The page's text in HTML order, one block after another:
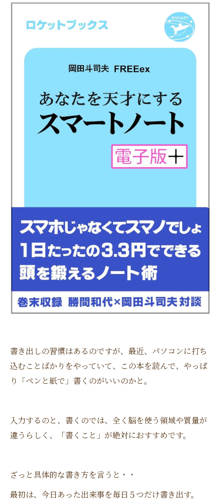
書き出しの習慣はあるのですが、最近、パソコンに打ち
込むことばかりをやっていて、この本を読んで、やっぱ
り「ペンと紙で」書くのがいいのかと。
入力するのと、書くのでは、全く脳を使う領域や質量が
違うらしく、「書くこと」が絶対におすすめです。
ざっと具体的な書き方を言うと・・
最初は、今日あった出来事を毎日５つだけ書き出す。